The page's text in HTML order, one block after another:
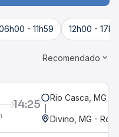
- 11h59 12h00 -
Recomendado
14:25 Rio Casca, MG
Divino, MG -